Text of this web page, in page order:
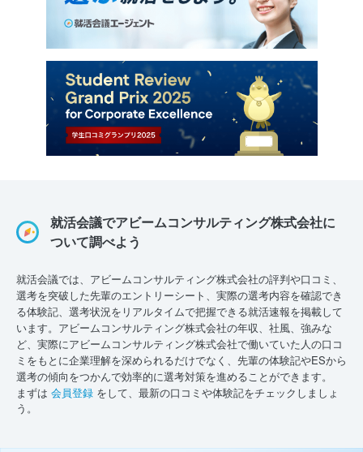
就活会議でアビームコンサルティング株式会社に
ついて調べよう
就活会議では、アビームコンサルティング株式会社の評判や口コミ、
選考を突破した先輩のエントリーシート、実際の選考内容を確認でき
る体験記、選考状況をリアルタイムで把握できる就活速報を掲載して
います。アビームコンサルティング株式会社の年収、社風、強みな
ど、実際にアビームコンサルティング株式会社で働いていた人の口コ
ミをもとに企業理解を深められるだけでなく、先輩の体験記やESから
選考の傾向をつかんで効率的に選考対策を進めることができます。
まずは 会員登録 をして、最新の口コミや体験記をチェックしましょ
う。